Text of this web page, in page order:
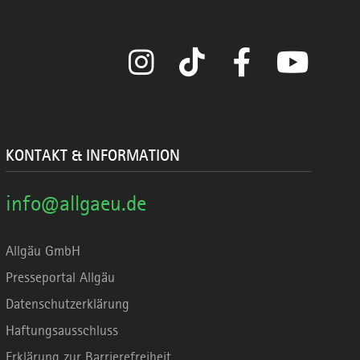
Instagram TikTok Facebook
KONTAKT & INFORMATION
info@allgaeu.de
Allgäu GmbH
Presseportal Allgäu
Datenschutzerklärung
Haftungsausschluss
Erklärung zur Barrierefreiheit